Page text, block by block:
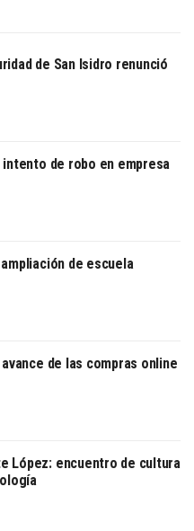
de San Isidro renunció
de robo en empresa
de escuela
de las compras online
López: encuentro de cultura